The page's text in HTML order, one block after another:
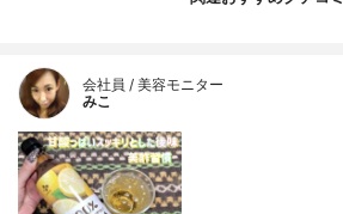
会社員 / 美容モニター
みこ